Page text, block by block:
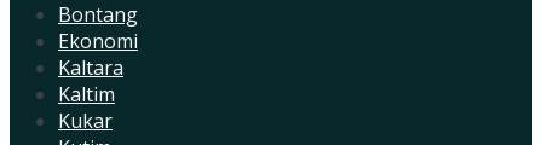
Bontang
Ekonomi
Kaltara
Kaltim
Kukar